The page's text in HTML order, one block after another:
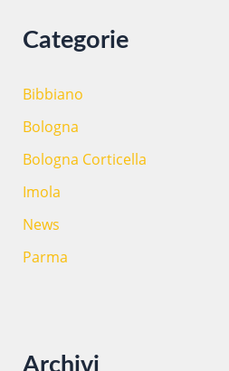
Imola
Parma
Categorie
Bibbiano
Bologna
Bologna Corticella
Imola
News
Parma
Archivi